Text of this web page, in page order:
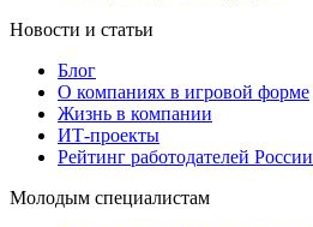
Новости и статьи
Блог
О компаниях в игровой форме
Жизнь в компании
ИТ-проекты
Рейтинг работодателей России
Молодым специалистам